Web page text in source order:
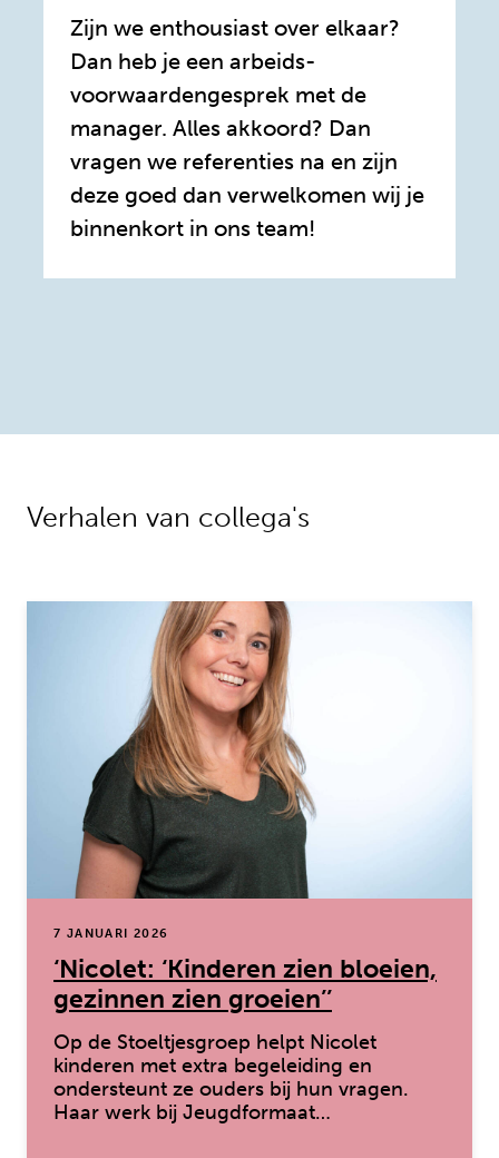
Zijn we enthousiast over elkaar?
Dan heb je een arbeids­
voorwaarden­gesprek met de
manager. Alles akkoord? Dan
vragen we referenties na en zijn
deze goed dan verwelkomen wij je
binnenkort in ons team!
Verhalen van collega's
‘Nicolet: ‘Kinderen zien bloeien,
gezinnen zien groeien’’
7 JANUARI 2026
Op de Stoeltjesgroep helpt Nicolet
kinderen met extra begeleiding en
ondersteunt ze ouders bij hun vragen.
Haar werk bij Jeugdformaat…